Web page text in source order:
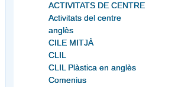
ACTIVITATS DE CENTRE
Activitats del centre
anglès
CILE MITJÀ
CLIL
CLIL Plàstica en anglès
Comenius